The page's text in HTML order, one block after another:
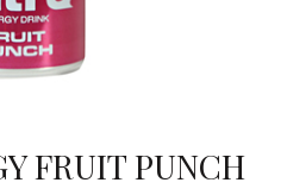
FRUIT PUNCH